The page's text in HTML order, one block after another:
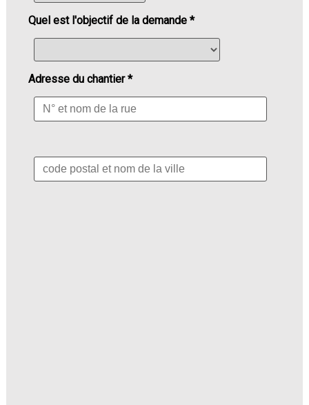
Quel est l'objectif de la demande *
Adresse du chantier *